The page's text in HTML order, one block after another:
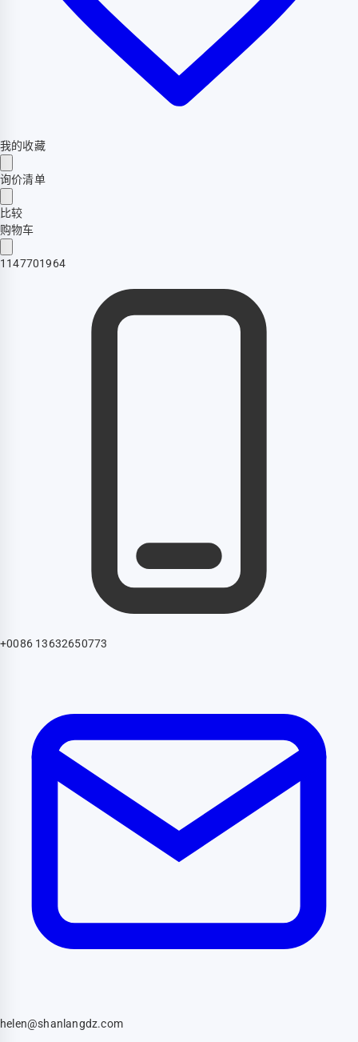
我的收藏
询价清单
比较
购物车
1147701964
+0086 13632650773
helen@shanlangdz.com